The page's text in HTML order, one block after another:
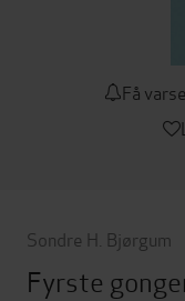
Få
Sondre H. Bjørgum
Fyrste